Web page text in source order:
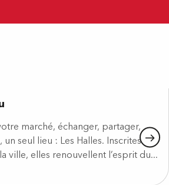
marché, échanger, partager,
seul lieu : Les Halles. Inscrites
ville, elles renouvellent l’esprit du...